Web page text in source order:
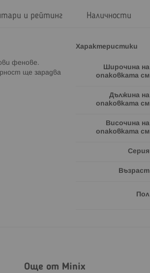
фенове.
ще зарадва
Характеристики
Широчина на
опаковката см
Дължина на
опаковката см
Височина на
опаковката см
Серия
Възраст
Пол
и рейтинг Наличности
Още от Minix